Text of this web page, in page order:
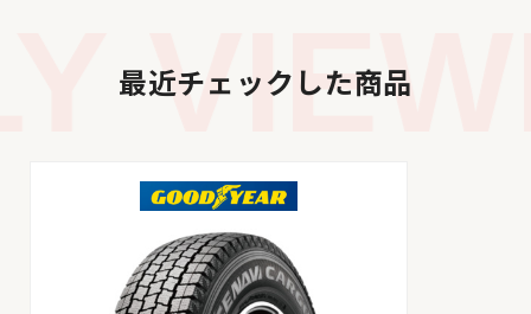
最近チェックした商品